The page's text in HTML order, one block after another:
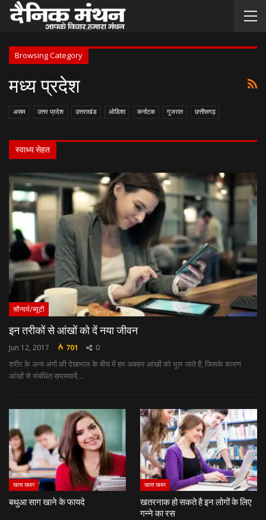
Browsing Category
मध्य प्रदेश
असम उत्तर प्रदेश उत्तराखंड ओडिशा कर्नाटक गुजरात छत्तीसगढ़
स्वाथ्य सेहत
सौन्दर्य/ब्यूटी
इन तरीकों से आंखों को दें नया जीवन
Jun 12, 2017 701 0
शरीर के अन्‍य अंगों की देखभाल के बीच में हम अक्‍सर आंखों को भूल जाते हैं, जिसके कारण
आंखों से संबंधित समस्‍यायें…
खास खबर
बथुआ साग खाने के फायदे
खास खबर
खतरनाक हो सकते है इन लोगों के लिए
गन्ने का रस